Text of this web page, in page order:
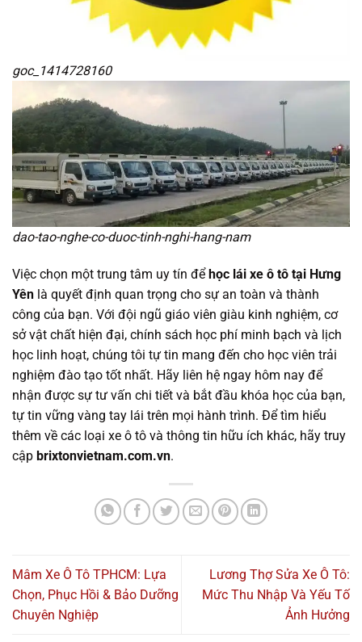
goc_1414728160
dao-tao-nghe-co-duoc-tinh-nghi-hang-nam
Việc chọn một trung tâm uy tín đểhọc lái xe ô tô tại Hưng
Yên là quyết định quan trọng cho sự an toàn và thành
công của bạn. Với đội ngũ giáo viên giàu kinh nghiệm, cơ
sở vật chất hiện đại, chính sách học phí minh bạch và lịch
học linh hoạt, chúng tôi tự tin mang đến cho học viên trải
nghiệm đào tạo tốt nhất. Hãy liên hệ ngay hôm nay để
nhận được sự tư vấn chi tiết và bắt đầu khóa học của bạn,
tự tin vững vàng tay lái trên mọi hành trình. Để tìm hiểu
thêm về các loại xe ô tô và thông tin hữu ích khác, hãy truy
cập brixtonvietnam.com.vn.
Mâm Xe Ô Tô TPHCM: Lựa
Chọn, Phục Hồi & Bảo Dưỡng
Chuyên Nghiệp
Lương Thợ Sửa Xe Ô Tô:
Mức Thu Nhập Và Yếu Tố
Ảnh Hưởng